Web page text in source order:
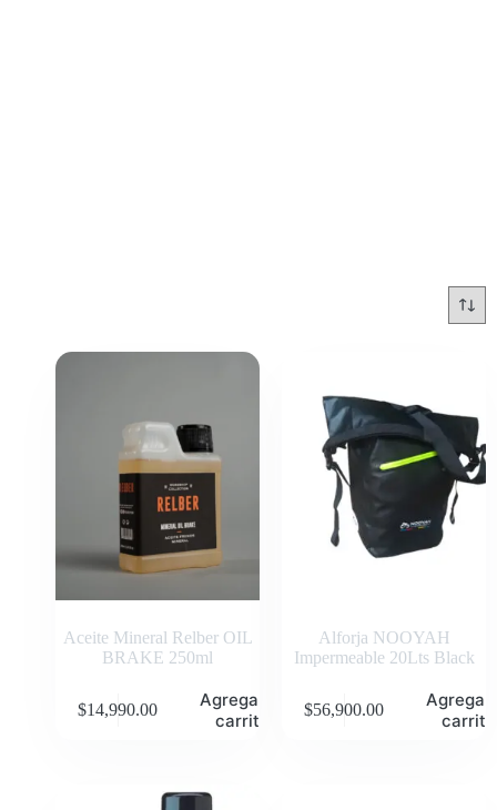
Aceite Mineral Relber OIL
BRAKE 250ml
$14,990.00
Agregar al
carrito
Alforja NOOYAH
Impermeable 20Lts Black
$56,900.00
Agregar
carrito